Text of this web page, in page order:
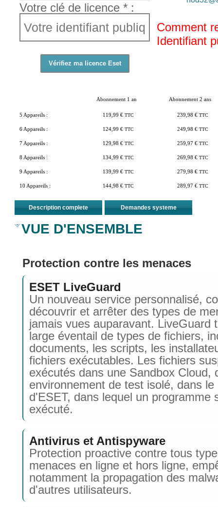
Votre clé de licence * :
Comment
Identifiant
Abonnement 1 an Abonnement 2 ans
5 Appareils : 119,99 €TTC 239,98 €TTC
6 Appareils : 124,99 €TTC 249,98 €TTC
7 Appareils : 129,98 €TTC 259,97 €TTC
8 Appareils : 134,99 €TTC 269,98 €TTC
9 Appareils : 139,99 €TTC 279,98 €TTC
10 Appareils : 144,98 €TTC 289,97 €TTC
Description complete Demandes systeme
VUE D'ENSEMBLE
Protection contre les menaces
ESET LiveGuard
Un nouveau service personnalisé,
découvrir et arrêter des types de
jamais vues auparavant. LiveGuard
large éventail de types de fichiers,
documents, les scripts, les
fichiers exécutables. Les fichiers
exécutés dans une Sandbox Cloud,
environnement de test isolé, dans le
d'ESET, dans lequel un programme
exécuté.
Antivirus et Antispyware
Protection proactive contre tous
menaces en ligne et hors ligne,
notamment la propagation des
d'autres utilisateurs.